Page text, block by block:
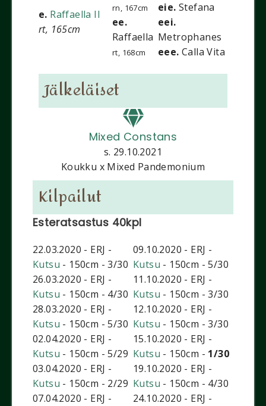
e. Raffaella II
rt, 165cm
rn, 167cm
eie. Stefana
ee.
Raffaella
rt, 168cm
eei.
Metrophanes
eee. Calla Vita
Jälkeläiset
Mixed Constans
s. 29.10.2021
Koukku x Mixed Pandemonium
Kilpailut
Esteratsastus 40kpl
22.03.2020 - ERJ -
Kutsu - 150cm - 3/30
26.03.2020 - ERJ -
Kutsu - 150cm - 4/30
28.03.2020 - ERJ -
Kutsu - 150cm - 5/30
02.04.2020 - ERJ -
Kutsu - 150cm - 5/29
03.04.2020 - ERJ -
Kutsu - 150cm - 2/29
07.04.2020 - ERJ -
09.10.2020 - ERJ -
Kutsu - 150cm - 5/30
11.10.2020 - ERJ -
Kutsu - 150cm - 3/30
12.10.2020 - ERJ -
Kutsu - 150cm - 3/30
15.10.2020 - ERJ -
Kutsu - 150cm - 1/30
19.10.2020 - ERJ -
Kutsu - 150cm - 4/30
24.10.2020 - ERJ -